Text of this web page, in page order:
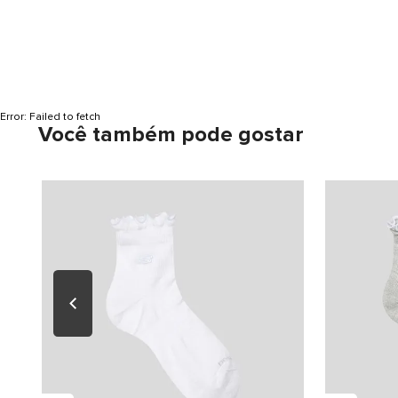
Error: Failed to fetch
Você também pode gostar